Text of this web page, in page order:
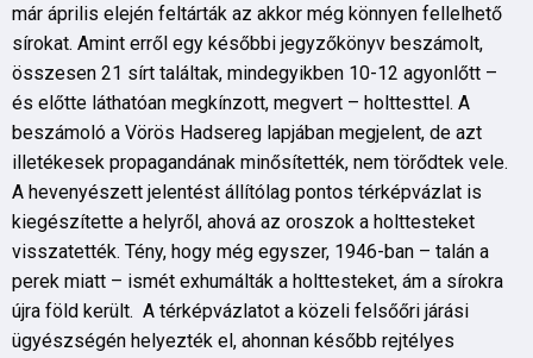
már április elején feltárták az akkor még könnyen fellelhető
sírokat. Amint erről egy későbbi jegyzőkönyv beszámolt,
összesen 21 sírt találtak, mindegyikben 10-12 agyonlőtt –
és előtte láthatóan megkínzott, megvert – holttesttel. A
beszámoló a Vörös Hadsereg lapjában megjelent, de azt
illetékesek propagandának minősítették, nem törődtek vele.
A hevenyészett jelentést állítólag pontos térképvázlat is
kiegészítette a helyről, ahová az oroszok a holttesteket
visszatették. Tény, hogy még egyszer, 1946-ban – talán a
perek miatt – ismét exhumálták a holttesteket, ám a sírokra
újra föld került. A térképvázlatot a közeli felsőőri járási
ügyészségén helyezték el, ahonnan később rejtélyes